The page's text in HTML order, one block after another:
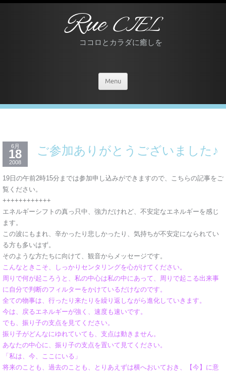
RueCIEL
ココロとカラダに癒しを
Menu
6月
18
2008
ご参加ありがとうございました♪
19日の午前2時15分までは参加申し込みができますので、こちらの記事をご
覧ください。
++++++++++++
エネルギーシフトの真っ只中、強力だけれど、不安定なエネルギーを感じ
ます。
この波にもまれ、辛かったり悲しかったり、気持ちが不安定になられてい
る方も多いはず。
そのような方たちに向けて、観音からメッセージです。
こんなときこそ、しっかりセンタリングを心がけてください。
周りで何が起ころうと、私の中心は私の中にあって、周りで起こる出来事
に自分で判断のフィルターをかけているだけなのです。
全ての物事は、行ったり来たりを繰り返しながら進化していきます。
今は、戻るエネルギーが強く、速度も速いです。
でも、振り子の支点を見てください。
振り子がどんなにゆれていても、支点は動きません。
あなたの中心に、振り子の支点を置いて見てください。
「私は、今、ここにいる」
将来のことも、過去のことも、とりあえずは横へおいておき、【今】に意